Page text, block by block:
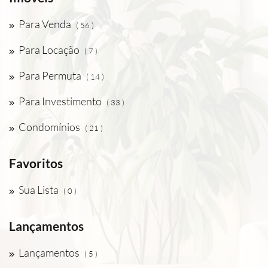
Para Venda ( 56 )
Para Locação ( 7 )
Para Permuta ( 14 )
Para Investimento ( 33 )
Condomínios ( 21 )
Favoritos
Sua Lista ( 0 )
Lançamentos
Lançamentos ( 5 )